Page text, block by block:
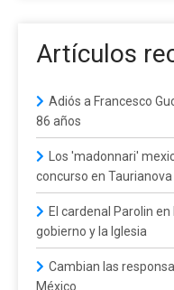
Artículos
Adiós a Francesco
86 años
Los 'madonnari'
concurso en Taurianova
El cardenal Parolin
gobierno y la Iglesia
Cambian las
México